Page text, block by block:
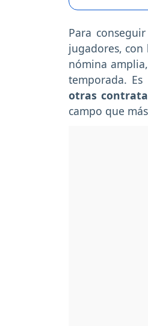
Para
jugadores,
nómina
temporada.
otras
campo que